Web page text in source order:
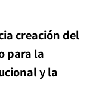
creación del
para la
y la